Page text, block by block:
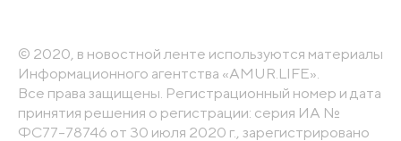
© 2020, в новостной ленте используются материалы
Информационного агентства «AMUR.LIFE».
Все права защищены. Регистрационный номер и дата
принятия решения о регистрации: серия ИА №
ФС77-78746 от 30 июля 2020 г., зарегистрировано